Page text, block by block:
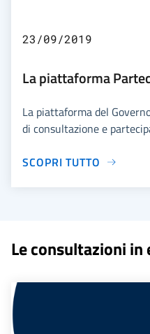
23/09/2019
La piattaforma
La piattaforma del
di consultazione e
SCOPRI TUTTO
Le consultazioni in